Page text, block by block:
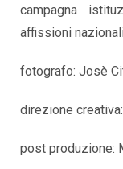
campagna
affissioni
fotografo: Josè
direzione
post produzione: